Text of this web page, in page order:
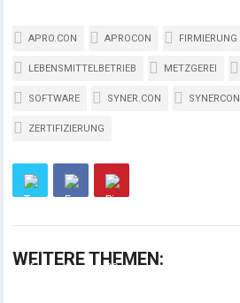
APRO.CON APROCON FIRMIERUNG
LEBENSMITTELBETRIEB METZGEREI
SOFTWARE SYNER.CON SYNERCON
ZERTIFIZIERUNG
WEITERE THEMEN: